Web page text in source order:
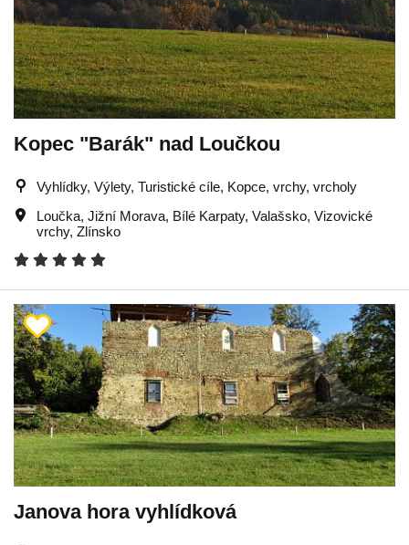
Kopec "Barák" nad Loučkou
Vyhlídky, Výlety, Turistické cíle, Kopce, vrchy, vrcholy
Loučka, Jižní Morava, Bílé Karpaty, Valašsko, Vizovické
vrchy, Zlínsko
Janova hora vyhlídková